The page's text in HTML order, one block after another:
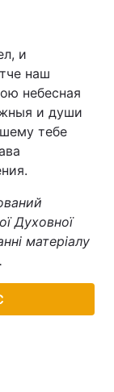
и
наш
небесная
и души
тебе
Духовної
матеріалу